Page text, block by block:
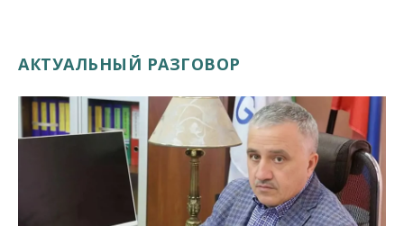
АКТУАЛЬНЫЙ РАЗГОВОР